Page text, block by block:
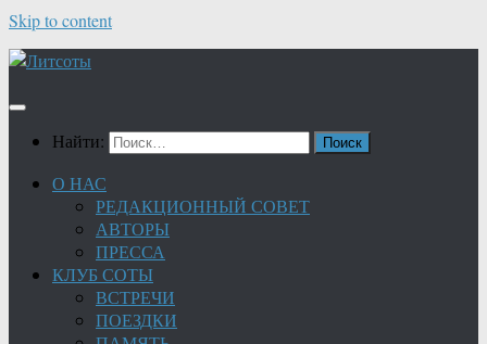
Skip to content
Найти:
О НАС
РЕДАКЦИОННЫЙ СОВЕТ
АВТОРЫ
ПРЕССА
КЛУБ СОТЫ
ВСТРЕЧИ
ПОЕЗДКИ